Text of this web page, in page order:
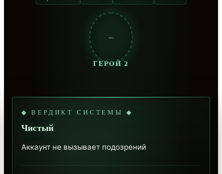
—
ГЕРОЙ 2
◆ ВЕРДИКТ СИСТЕМЫ ◆
Чистый
Аккаунт не вызывает подозрений